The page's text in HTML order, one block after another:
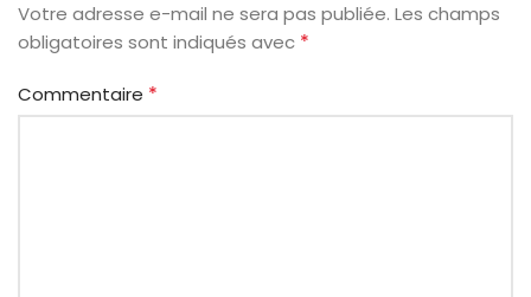
Votre adresse e-mail ne sera pas publiée. Les champs
obligatoires sont indiqués avec *
Commentaire *